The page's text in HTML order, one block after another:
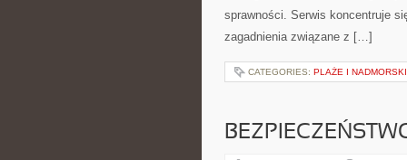
SPRZĘT I
POSTED BY ADMIN LIP - 4 -